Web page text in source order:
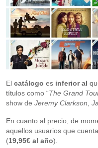
El catálogo es inferior al
títulos como “The Grand
show de Jeremy Clarkson
En cuanto al precio, de
aquellos usuarios que
(19,95€ al año).